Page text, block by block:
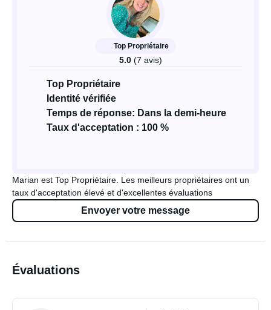
Top Propriétaire
5.0 (7 avis)
Top Propriétaire
Identité vérifiée
Temps de réponse: Dans la demi-heure
Taux d'acceptation : 100 %
Marian est Top Propriétaire. Les meilleurs propriétaires ont un
taux d'acceptation élevé et d'excellentes évaluations
Envoyer votre message
Évaluations